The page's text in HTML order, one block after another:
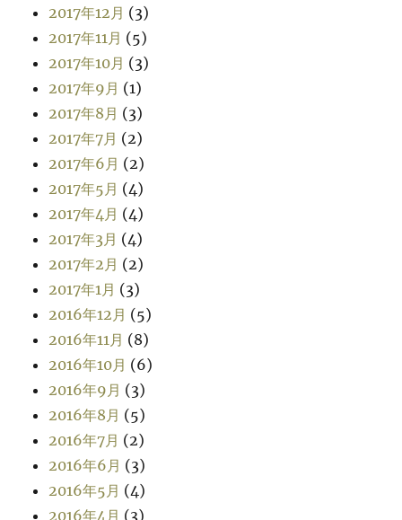
2017年12月 (3)
2017年11月 (5)
2017年10月 (3)
2017年9月 (1)
2017年8月 (3)
2017年7月 (2)
2017年6月 (2)
2017年5月 (4)
2017年4月 (4)
2017年3月 (4)
2017年2月 (2)
2017年1月 (3)
2016年12月 (5)
2016年11月 (8)
2016年10月 (6)
2016年9月 (3)
2016年8月 (5)
2016年7月 (2)
2016年6月 (3)
2016年5月 (4)
2016年4月 (3)